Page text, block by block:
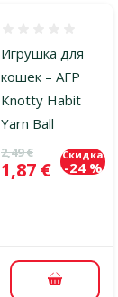
Игрушка для
кошек – AFP
Knotty Habit
Yarn Ball
Исходная цена
2,49 €
Цена
1,87 €
Скидка
-24 %
В корзину